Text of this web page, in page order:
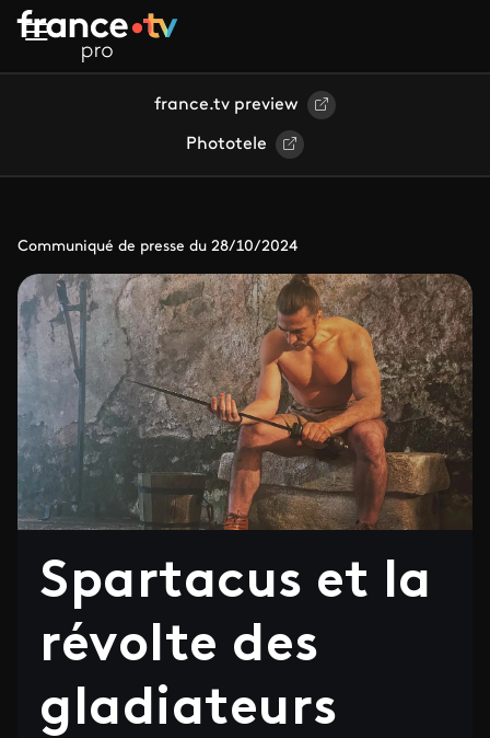
Aller au contenu principal
france.tv preview
Phototele
Communiqué de presse du 28/10/2024
Spartacus et la
révolte des
gladiateurs